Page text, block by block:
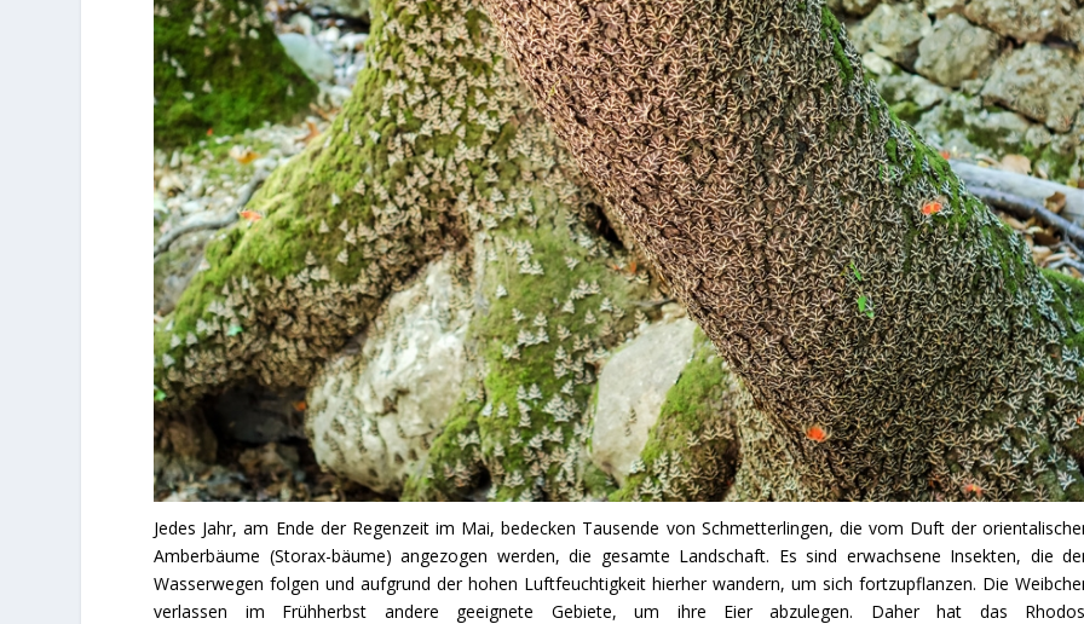
Jedes Jahr, am Ende der Regenzeit im Mai, bedecken Tausende von Schmetterlingen, die vom Duft der
Amberbäume (Storax-bäume) angezogen werden, die gesamte Landschaft. Es sind erwachsene Insekten, die
Wasserwegen folgen und aufgrund der hohen Luftfeuchtigkeit hierher wandern, um sich fortzupflanzen. Die
verlassen im Frühherbst andere geeignete Gebiete, um ihre Eier abzulegen. Daher hat das